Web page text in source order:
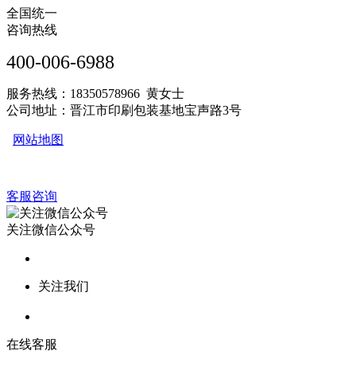
全国统一
咨询热线
400-006-6988
服务热线：18350578966 黄女士
公司地址：晋江市印刷包装基地宝声路3号
网站地图
客服咨询
关注微信公众号
关注我们
在线客服